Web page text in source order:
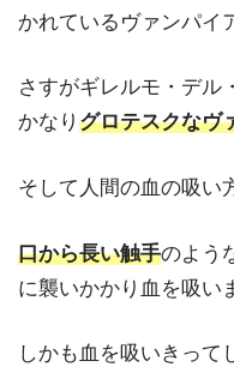
かれているヴァンパイ
さすがギレルモ・デル
かなり グロテスクなヴ
そして人間の血の吸い
口から長い触手のよう
に襲いかかり血を吸い
しかも血を吸いきって